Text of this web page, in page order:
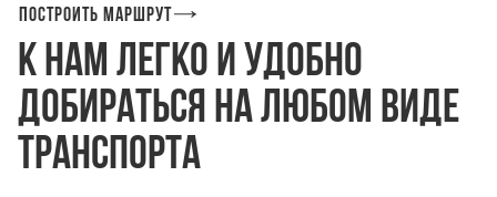
Построить маршрут
К нам легко и удобно
добираться на любом виде
транспорта